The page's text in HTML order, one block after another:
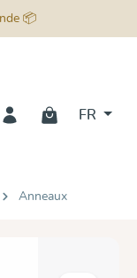
📦
FR
Anneaux